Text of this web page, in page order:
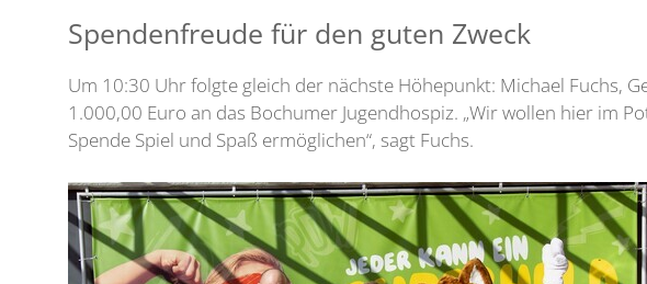
Spendenfreude für den guten Zweck
Um 10:30 Uhr folgte gleich der nächste Höhepunkt: Michael Fuchs,
1.000,00 Euro an das Bochumer Jugendhospiz. „Wir wollen hier im
Spende Spiel und Spaß ermöglichen“, sagt Fuchs.